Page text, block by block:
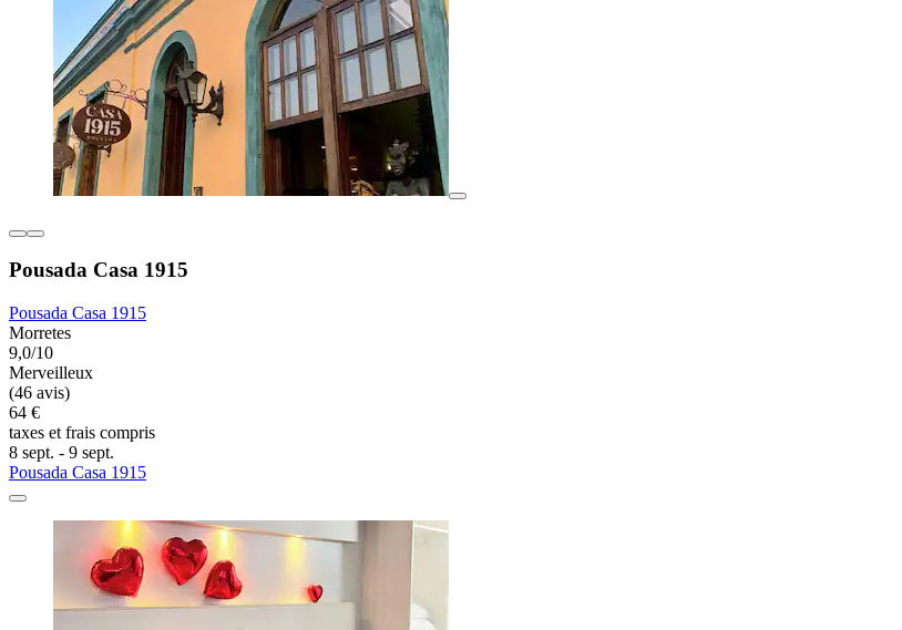
Pousada Casa 1915
Pousada Casa 1915
Morretes
9,0/10
Merveilleux
(46 avis)
64 €
taxes et frais compris
8 sept. - 9 sept.
Pousada Casa 1915